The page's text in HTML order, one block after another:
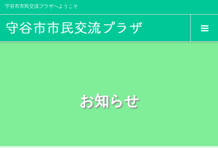
守谷市市民交流プラザへようこそ
お知らせ